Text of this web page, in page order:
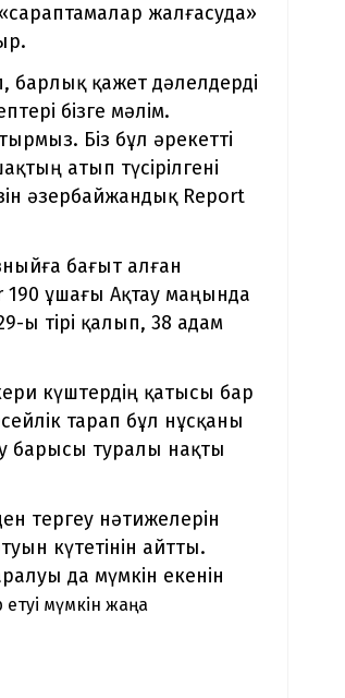
жалғасуда»
барлық қажет дәлелдерді
бізге мәлім.
Біз бұл әрекетті
атып түсірілгені
әзербайжандық Report
бағыт алған
190 ұшағы Ақтау маңында
ы тірі қалып, 38 адам
күштердің қатысы бар
тарап бұл нұсқаны
барысы туралы нақты
тергеу нәтижелерін
күтетінін айтты.
да мүмкін екенін
мүмкін жаңа